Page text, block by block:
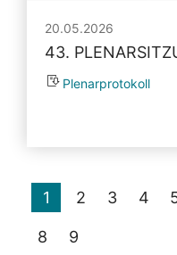
20.05.2026
43.
Plenarprotokoll
1 2 3 4
8 9